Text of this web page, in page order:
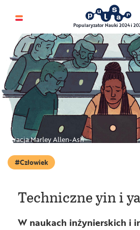
Popularyzator Nauki 2024 i
Ilustracja Marley Allen-Ash
Człowiek
Techniczne yin i
W naukach inżynierskich i